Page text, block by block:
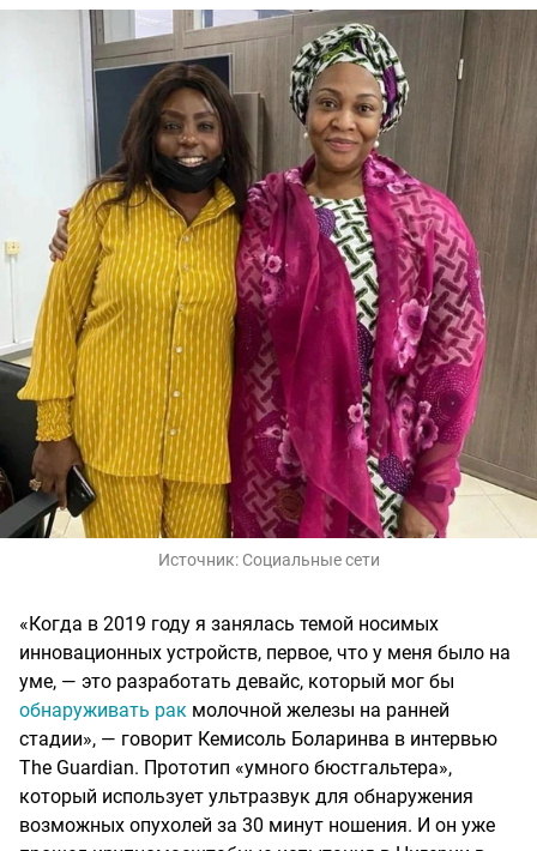
Источник: Социальные сети
«Когда в 2019 году я занялась темой носимых
инновационных устройств, первое, что у меня было на
уме, — это разработать девайс, который мог бы
обнаруживать рак молочной железы на ранней
стадии», — говорит Кемисоль Боларинва в интервью
The Guardian. Прототип «умного бюстгальтера»,
который использует ультразвук для обнаружения
возможных опухолей за 30 минут ношения. И он уже